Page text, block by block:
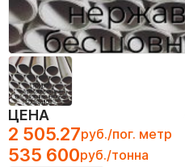
ЦЕНА
2 505.27руб./пог. метр
535 600руб./тонна